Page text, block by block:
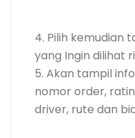
4. Pilih kemudian
yang Ingin dilihat
5. Akan tampil
nomor order,
driver, rute dan